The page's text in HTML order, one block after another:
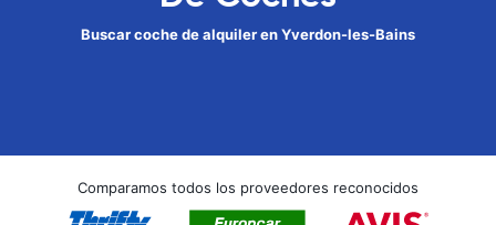
Buscar coche de alquiler en Yverdon-les-Bains
Comparamos todos los proveedores reconocidos